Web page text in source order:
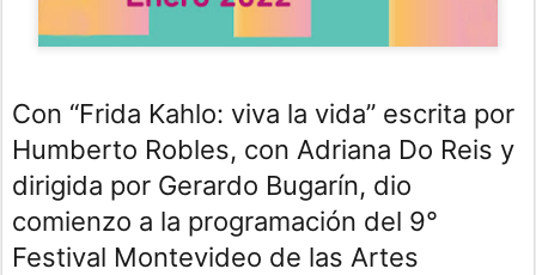
Con “Frida Kahlo: viva la vida” escrita por
Humberto Robles, con Adriana Do Reis y
dirigida por Gerardo Bugarín, dio
comienzo a la programación del 9°
Festival Montevideo de las Artes